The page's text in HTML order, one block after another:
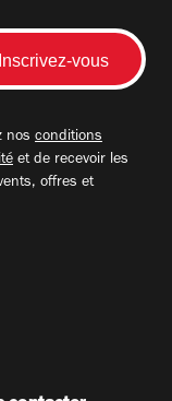
nos conditions
et de recevoir les
offres et